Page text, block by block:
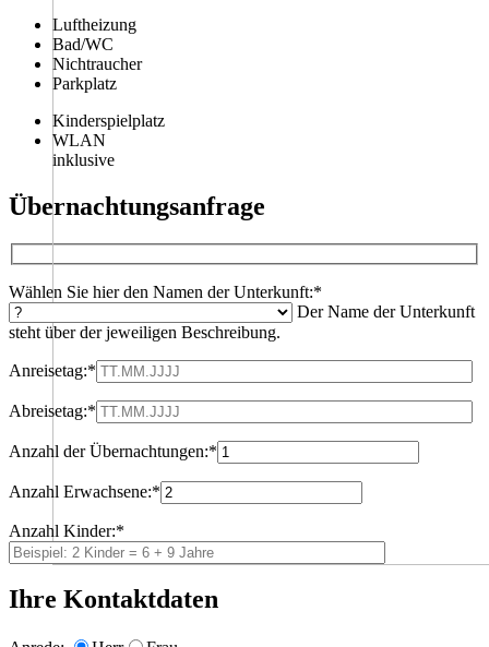
Luftheizung
Bad/WC
Nichtraucher
Parkplatz
Kinderspielplatz
WLAN
inklusive
Übernachtungsanfrage
Wählen Sie hier den Namen der Unterkunft:*
Der Name der Unterkunft
steht über der jeweiligen Beschreibung.
Anreisetag:*
Abreisetag:*
Anzahl der Übernachtungen:*
Anzahl Erwachsene:*
Anzahl Kinder:*
Ihre Kontaktdaten